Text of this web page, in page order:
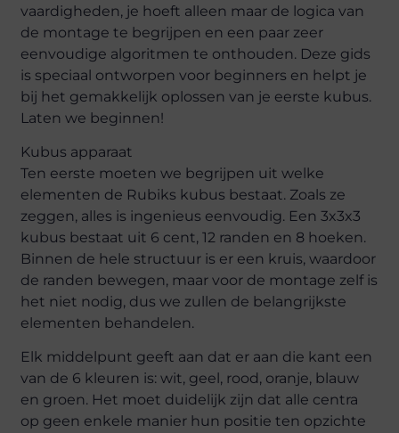
vaardigheden, je hoeft alleen maar de logica van
de montage te begrijpen en een paar zeer
eenvoudige algoritmen te onthouden. Deze gids
is speciaal ontworpen voor beginners en helpt je
bij het gemakkelijk oplossen van je eerste kubus.
Laten we beginnen!
Kubus apparaat
Ten eerste moeten we begrijpen uit welke
elementen de Rubiks kubus bestaat. Zoals ze
zeggen, alles is ingenieus eenvoudig. Een 3x3x3
kubus bestaat uit 6 cent, 12 randen en 8 hoeken.
Binnen de hele structuur is er een kruis, waardoor
de randen bewegen, maar voor de montage zelf is
het niet nodig, dus we zullen de belangrijkste
elementen behandelen.
Elk middelpunt geeft aan dat er aan die kant een
van de 6 kleuren is: wit, geel, rood, oranje, blauw
en groen. Het moet duidelijk zijn dat alle centra
op geen enkele manier hun positie ten opzichte